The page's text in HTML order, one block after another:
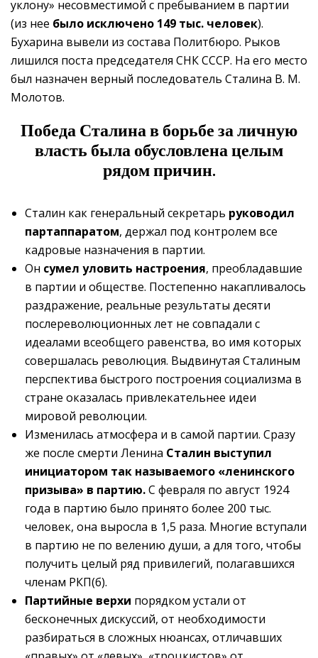
уклону» несовместимой с пребыванием в партии
(из нее было исключено 149 тыс. человек).
Бухарина вывели из состава Политбюро. Рыков
лишился поста председателя СНК СССР. На его место
был назначен верный последователь Сталина В. М.
Молотов.
Победа Сталина в борьбе за личную
власть была обусловлена целым
рядом причин.
Сталин как генеральный секретарь руководил
партаппаратом, держал под контролем все
кадровые назначения в партии.
Он сумел уловить настроения, преобладавшие
в партии и обществе. Постепенно накапливалось
раздражение, реальные результаты десяти
послереволюционных лет не совпадали с
идеалами всеобщего равенства, во имя которых
совершалась революция. Выдвинутая Сталиным
перспектива быстрого построения социализма в
стране оказалась привлекательнее идеи
мировой революции.
Изменилась атмосфера и в самой партии. Сразу
же после смерти Ленина Сталин выступил
инициатором так называемого «ленинского
призыва» в партию.С февраля по август 1924
года в партию было принято более 200 тыс.
человек, она выросла в 1,5 раза. Многие вступали
в партию не по велению души, а для того, чтобы
получить целый ряд привилегий, полагавшихся
членам РКП(б).
Партийные верхи порядком устали от
бесконечных дискуссий, от необходимости
разбираться в сложных нюансах, отличавших